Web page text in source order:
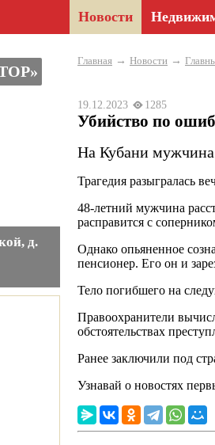
Новости
д.
Главная → Новости →
19.12.2023 1285
Убийство по
На Кубани мужчина
Трагедия разыгралась
48-летний мужчина
расправится с
Однако опьяненное
пенсионер. Его он и
Тело погибшего на
Правоохранители
обстоятельствах
Ранее заключили под
Узнавай о новостях